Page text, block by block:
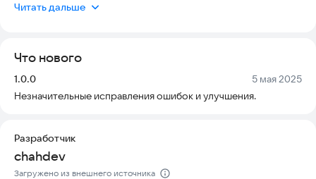
Интерфейс: здесь легко найти все нужные функции,
Удобство использования: меню сделано так, чтобы всё было
Приложение безопасно, всегда актуально и не требует
Попробуйте установить программу прямо сейчас.
Читать дальше
Что нового
Версия:
1.0.0 Дата:
5 мая 2025
Незначительные исправления ошибок и улучшения.
Разработчик
chahdev
Загружено из внешнего источника